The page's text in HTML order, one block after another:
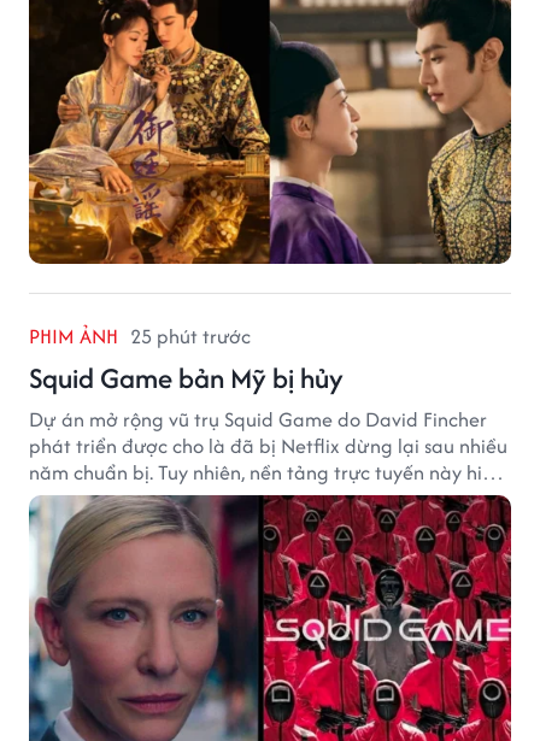
PHIM ẢNH 25 phút trước
Squid Game bản Mỹ bị hủy
Dự án mở rộng vũ trụ Squid Game do David Fincher
phát triển được cho là đã bị Netflix dừng lại sau nhiều
năm chuẩn bị. Tuy nhiên, nền tảng trực tuyến này hiện
vẫn chưa đưa ra thông báo chính thức.